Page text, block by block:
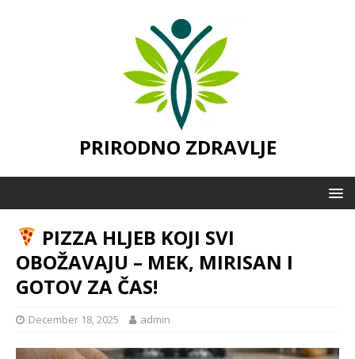
PRIRODNO ZDRAVLJE
PIZZA HLJEB KOJI SVI
OBOŽAVAJU – MEK, MIRISAN I
GOTOV ZA ČAS!
December 18, 2025 admin